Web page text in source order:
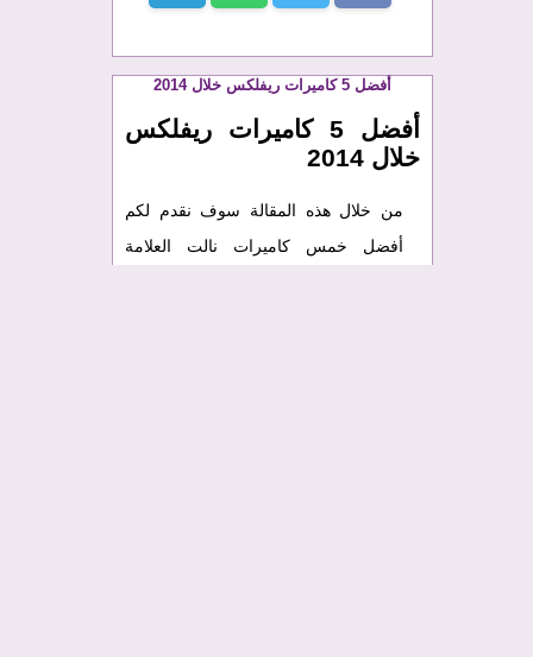
أفضل 5 كاميرات ريفلكس خلال 2014
أفضل 5 كاميرات ريفلكس
خلال 2014
من خلال هذه المقالة سوف نقدم لكم
أفضل خمس كاميرات نالت العلامة